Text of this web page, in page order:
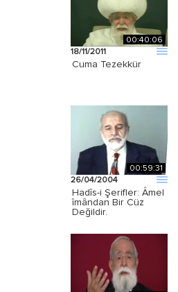
00:40:06
18/11/2011
Cuma Tezekkür
00:59:31
26/04/2004
Hadîs-i Şerifler: Âmel
îmândan Bir Cüz
Değildir.